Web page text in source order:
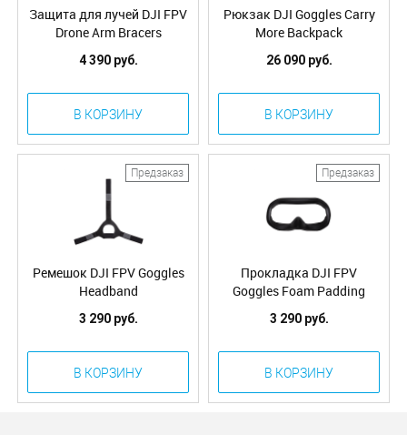
Защита для лучей DJI FPV
Drone Arm Bracers
4 390 руб.
В КОРЗИНУ
Рюкзак DJI Goggles Carry
More Backpack
26 090 руб.
В КОРЗИНУ
Предзаказ
Ремешок DJI FPV Goggles
Headband
3 290 руб.
В КОРЗИНУ
Предзаказ
Прокладка DJI FPV
Goggles Foam Padding
(Part 13)
3 290 руб.
В КОРЗИНУ